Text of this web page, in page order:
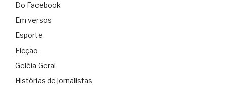
Do Facebook
Em versos
Esporte
Ficção
Geléia Geral
Histórias de jornalistas